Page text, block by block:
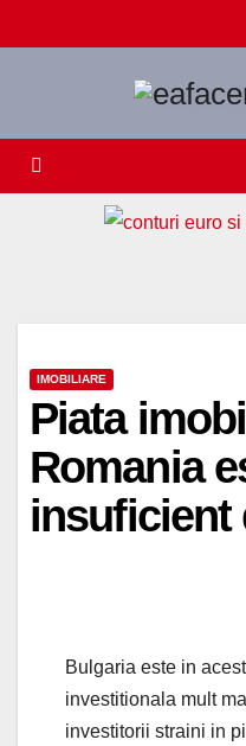
to
IMOBILIARE
Piata
Romania
insuficient
Bulgaria este in
investitionala mult
investitorii straini in